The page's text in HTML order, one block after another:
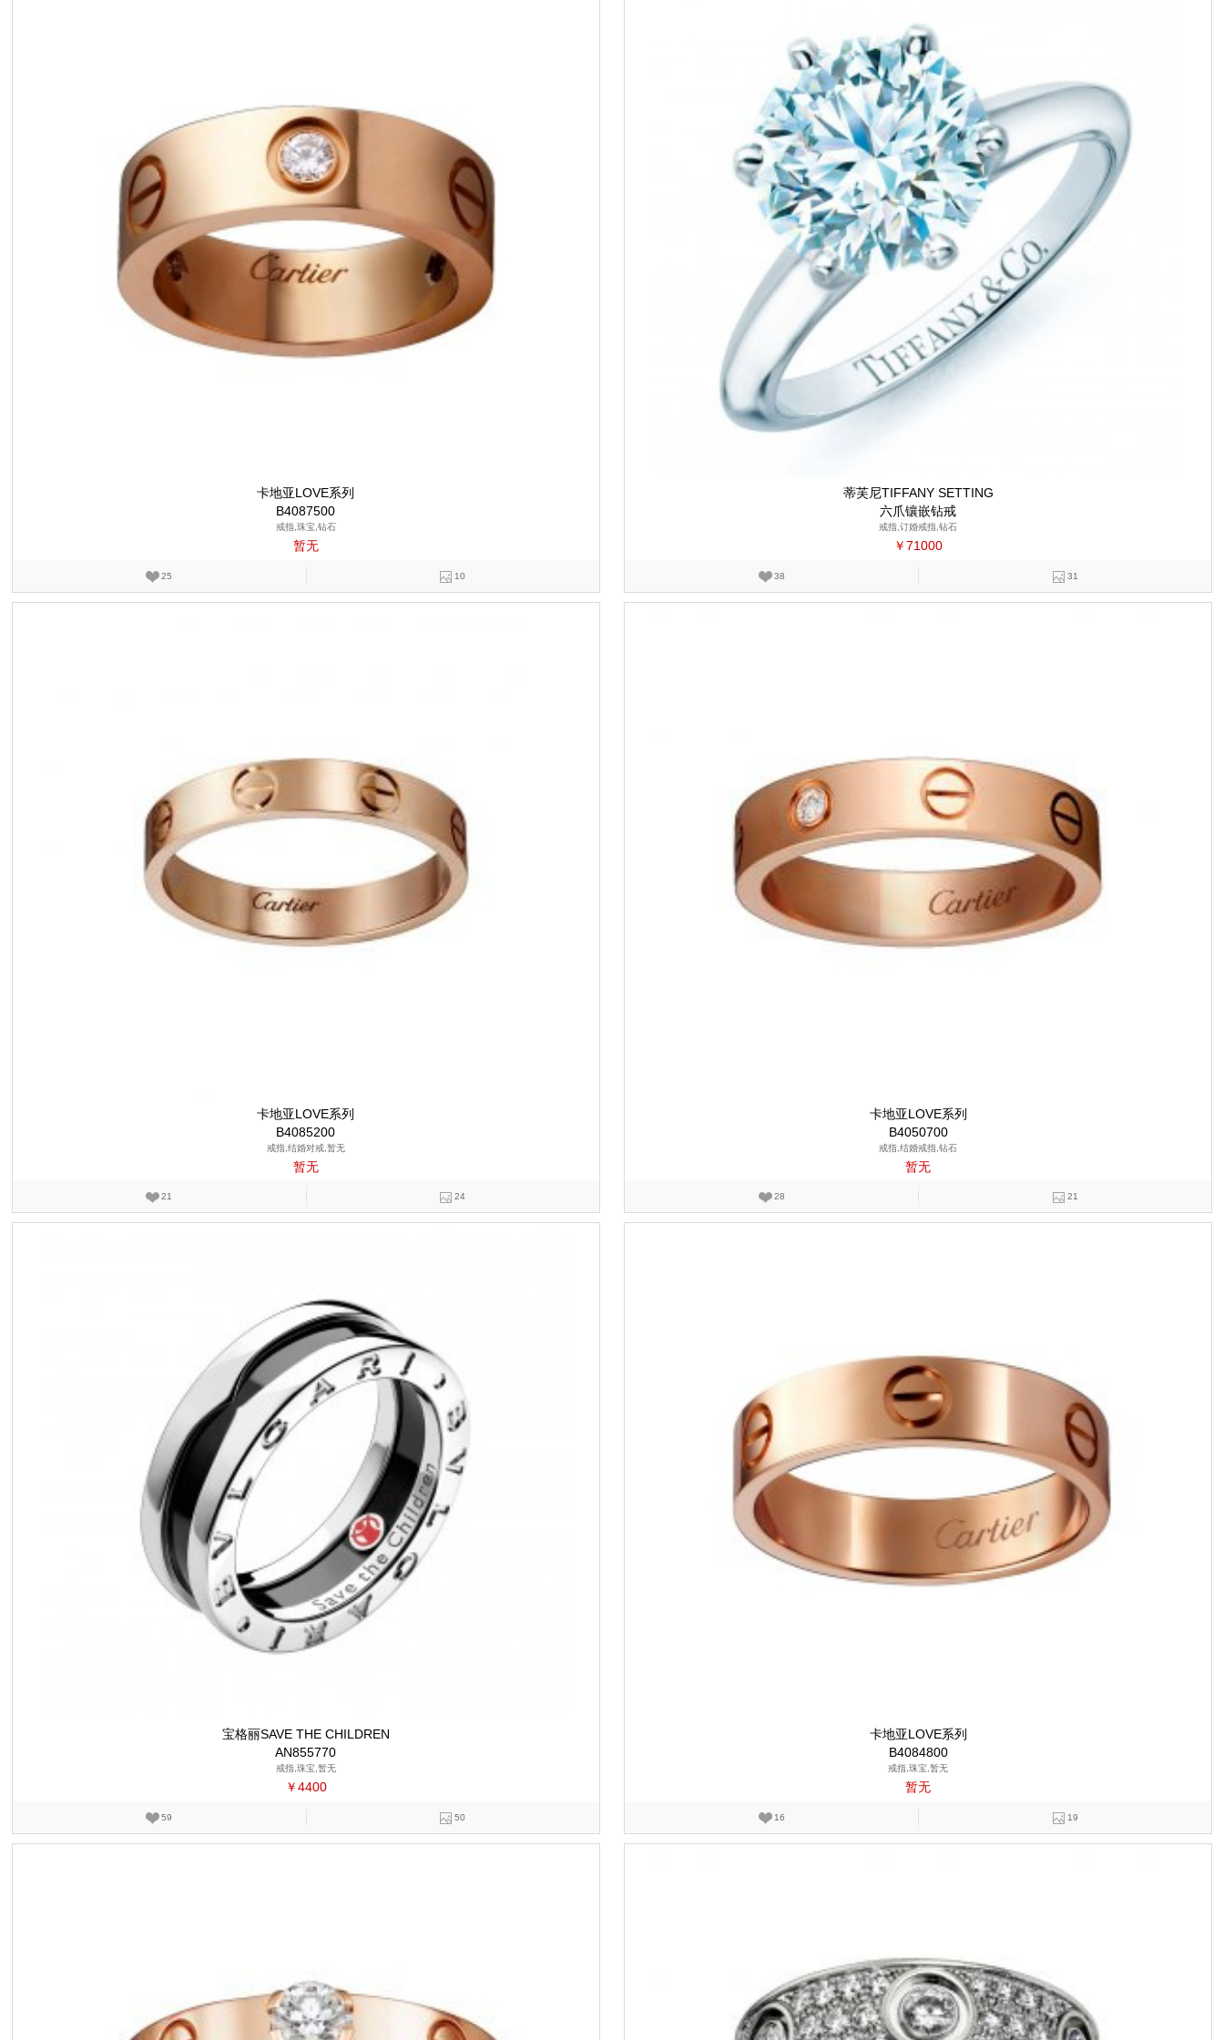
卡地亚LOVE系列
B4087500
戒指,珠宝,钻石
暂无
25 10
蒂芙尼TIFFANY SETTING
六爪镶嵌钻戒
戒指,订婚戒指,钻石
￥71000
38 31
卡地亚LOVE系列
B4085200
戒指,结婚对戒,暂无
暂无
21 24
卡地亚LOVE系列
B4050700
戒指,结婚戒指,钻石
暂无
28 21
宝格丽SAVE THE CHILDREN
AN855770
戒指,珠宝,暂无
￥4400
59 50
卡地亚LOVE系列
B4084800
戒指,珠宝,暂无
暂无
16 19